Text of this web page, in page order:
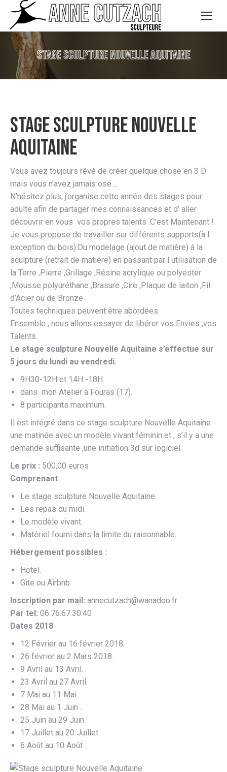
Stage sculpture Nouvelle Aquitaine
Stage sculpture Nouvelle
Aquitaine
Vous avez toujours rêvé de créer quelque chose en 3 D
mais vous n’avez jamais osé….
N’hésitez plus, j’organise cette année des stages pour
adulte afin de partager mes connaissances et d’ aller
découvrir en vous vos propres talents .C’est Maintenant !
Je vous propose de travailler sur différents supports(à l
exception du bois).Du modelage (ajout de matière) à la
sculpture (retrait de matière) en passant par l utilisation de
la Terre ,Pierre ,Grillage ,Résine acrylique ou polyester
,Mousse polyuréthane ,Brasure ,Cire ,Plaque de laiton ,Fil
d’Acier ou de Bronze .
Toutes techniques peuvent être abordées.
Ensemble , nous allons essayer de libérer vos Envies ,vos
Talents.
Le stage sculpture Nouvelle Aquitaine s’effectue sur
5 jours du lundi au vendredi.
9H30-12H et 14H -18H.
dans mon Atelier à Fouras (17).
8 participants maximum.
Il est intégré dans ce stage sculpture Nouvelle Aquitaine
une matinée avec un modèle vivant féminin et , s’il y a une
demande suffisante ,une initiation 3d sur logiciel.
Le prix : 500,00 euros
Comprenant :
Le stage sculpture Nouvelle Aquitaine
Les repas du midi.
Le modèle vivant.
Matériel fourni dans la limite du raisonnable.
Hébergement possibles :
Hotel.
Gite ou Airbnb.
Inscription par mail: annecutzach@wanadoo.fr
Par tel: 06.76.67.30.40
Dates 2018
12 Février au 16 février 2018.
26 février au 2 Mars 2018.
9 Avril au 13 Avril.
23 Avril au 27 Avril.
7 Mai au 11 Mai.
28 Mai au 1 Juin .
25 Juin au 29 Juin .
17 Juillet au 20 Juillet.
6 Août au 10 Août .